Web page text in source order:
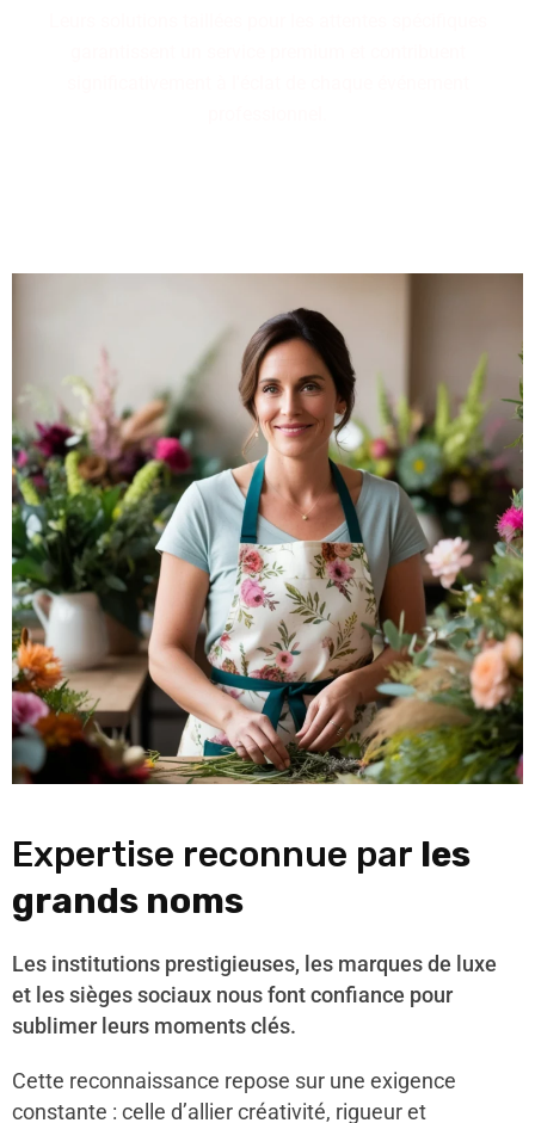
Expertise reconnue par les
grands noms
Les institutions prestigieuses, les marques de luxe
et les sièges sociaux nous font confiance pour
sublimer leurs moments clés.
Cette reconnaissance repose sur une exigence
constante : celle d’allier créativité, rigueur et